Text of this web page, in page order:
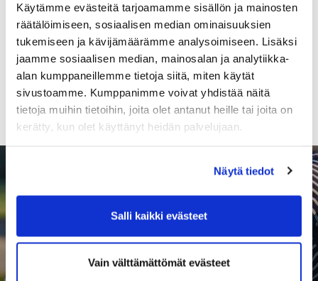
Käytämme evästeitä tarjoamamme sisällön ja mainosten
räätälöimiseen, sosiaalisen median ominaisuuksien
tukemiseen ja kävijämäärämme analysoimiseen. Lisäksi
jaamme sosiaalisen median, mainosalan ja analytiikka-
alan kumppaneillemme tietoja siitä, miten käytät
sivustoamme. Kumppanimme voivat yhdistää näitä
tietoja muihin tietoihin, joita olet antanut heille tai joita on
kerätty, kun olet käyttänyt heidän palvelujaan.
Näytä tiedot
Salli kaikki evästeet
Vain välttämättömät evästeet
Seuran 4. kuukausikisa, 14.8.2026
LisääAjankohtaisia uutisia »